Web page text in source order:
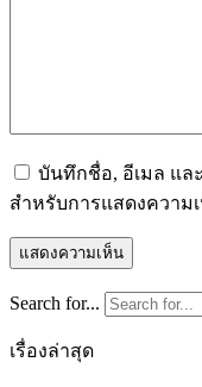
บันทึกชื่อ, อีเมล แล
สำหรับการแสดงความ
Search for...
เรื่องล่าสุด